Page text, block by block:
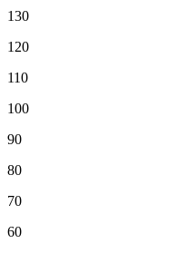
130
120
110
100
90
80
70
60